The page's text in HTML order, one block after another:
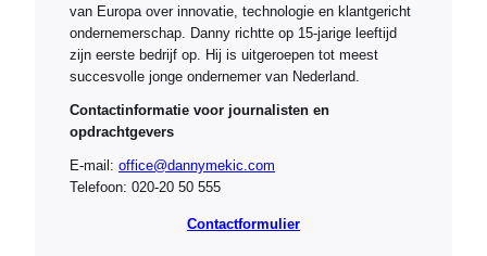
van Europa over innovatie, technologie en klantgericht
ondernemerschap. Danny richtte op 15-jarige leeftijd
zijn eerste bedrijf op. Hij is uitgeroepen tot meest
succesvolle jonge ondernemer van Nederland.
Contactinformatie voor journalisten en
opdrachtgevers
E-mail: office@dannymekic.com
Telefoon: 020-20 50 555
Contactformulier